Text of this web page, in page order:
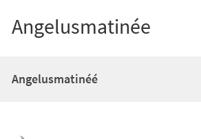
Angelusmatinée
Angelusmatinéé